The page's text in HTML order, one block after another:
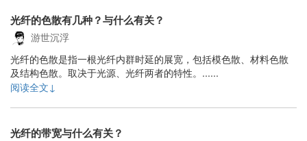
光纤的色散有几种？与什么有关？
游世沉浮
光纤的色散是指一根光纤内群时延的展宽，包括模色散、材料色散
及结构色散。取决于光源、光纤两者的特性。......
阅读全文↓
光纤的带宽与什么有关？